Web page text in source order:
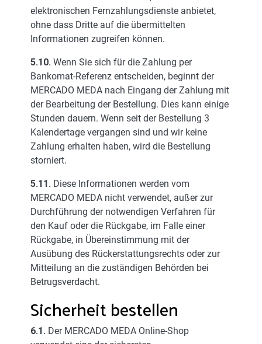
elektronischen Fernzahlungsdienste anbietet,
ohne dass Dritte auf die übermittelten
Informationen zugreifen können.
5.10. Wenn Sie sich für die Zahlung per
Bankomat-Referenz entscheiden, beginnt der
MERCADO MEDA nach Eingang der Zahlung mit
der Bearbeitung der Bestellung. Dies kann einige
Stunden dauern. Wenn seit der Bestellung 3
Kalendertage vergangen sind und wir keine
Zahlung erhalten haben, wird die Bestellung
storniert.
5.11. Diese Informationen werden vom
MERCADO MEDA nicht verwendet, außer zur
Durchführung der notwendigen Verfahren für
den Kauf oder die Rückgabe, im Falle einer
Rückgabe, in Übereinstimmung mit der
Ausübung des Rückerstattungsrechts oder zur
Mitteilung an die zuständigen Behörden bei
Betrugsverdacht.
Sicherheit bestellen
6.1. Der MERCADO MEDA Online-Shop